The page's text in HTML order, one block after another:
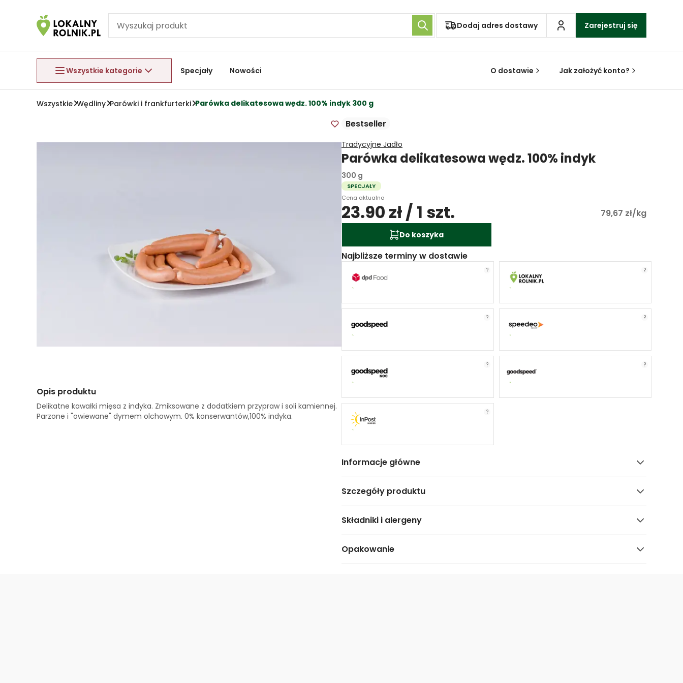
Dodaj adres dostawy Zarejestruj się
Wszystkie kategorie
Aby wyjść z menu, naciśnij przycisk Esc.
Specjały
Nowości O dostawie Jak założyć konto?
Wszystkie Wędliny Parówki i frankfurterki Parówka delikatesowa wędz. 100% indyk 300 g
Opis produktu
Delikatne kawałki mięsa z indyka. Zmiksowane z dodatkiem przypraw i soli kamiennej.
Parzone i "owiewane" dymem olchowym. 0% konserwantów,100% indyka.
Bestseller
Tradycyjne Jadło
Parówka delikatesowa wędz. 100% indyk
300 g
SPECJAŁY
Cena aktualna
23.90 zł / 1 szt. 79,67 zł/kg
Do koszyka
Najbliższe terminy w dostawie
? ?
? ?
? ?
?
Informacje główne
Szczegóły produktu
Składniki i alergeny
Opakowanie